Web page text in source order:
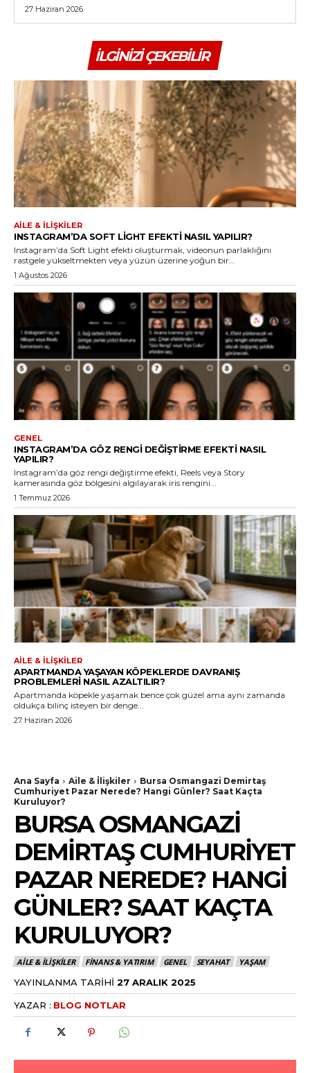
27 Haziran 2026
İLGINIZI ÇEKEBILIR
AILE & İLIŞKILER
INSTAGRAM’DA SOFT LIGHT EFEKTI NASIL YAPILIR?
Instagram’da Soft Light efekti oluşturmak, videonun parlaklığını
rastgele yükseltmekten veya yüzün üzerine yoğun bir...
1 Ağustos 2026
GENEL
INSTAGRAM’DA GÖZ RENGI DEĞIŞTIRME EFEKTI NASIL
YAPILIR?
Instagram’da göz rengi değiştirme efekti, Reels veya Story
kamerasında göz bölgesini algılayarak iris rengini...
1 Temmuz 2026
AILE & İLIŞKILER
APARTMANDA YAŞAYAN KÖPEKLERDE DAVRANIŞ
PROBLEMLERI NASIL AZALTILIR?
Apartmanda köpekle yaşamak bence çok güzel ama aynı zamanda
oldukça bilinç isteyen bir denge...
27 Haziran 2026